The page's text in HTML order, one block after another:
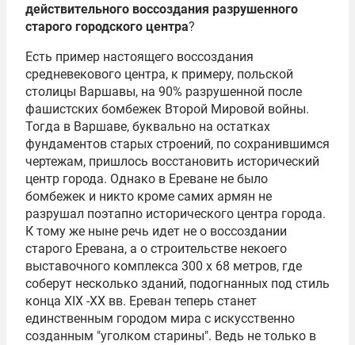
действительного воссоздания разрушенного
старого городского центра?
Есть пример настоящего воссоздания
средневекового центра, к примеру, польской
столицы Варшавы, на 90% разрушенной после
фашистских бомбежек Второй Мировой войны.
Тогда в Варшаве, буквально на остатках
фундаментов старых строений, по сохранившимся
чертежам, пришлось восстановить исторический
центр города. Однако в Ереване не было
бомбежек и никто кроме самих армян не
разрушал поэтапно исторического центра города.
К тому же ныне речь идет не о воссоздании
старого Еревана, а о строительстве некоего
выставочного комплекса 300 х 68 метров, где
соберут несколько зданий, подогнанных под стиль
конца XIX -XX вв. Ереван теперь станет
единственным городом мира с искусственно
созданным "уголком старины". Ведь не только в